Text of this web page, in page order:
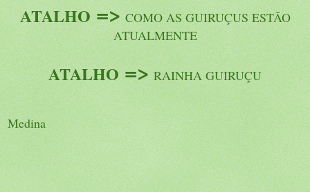
ATALHO => COMO AS GUIRUÇUS ESTÃO
ATUALMENTE
ATALHO => RAINHA GUIRUÇU
Medina